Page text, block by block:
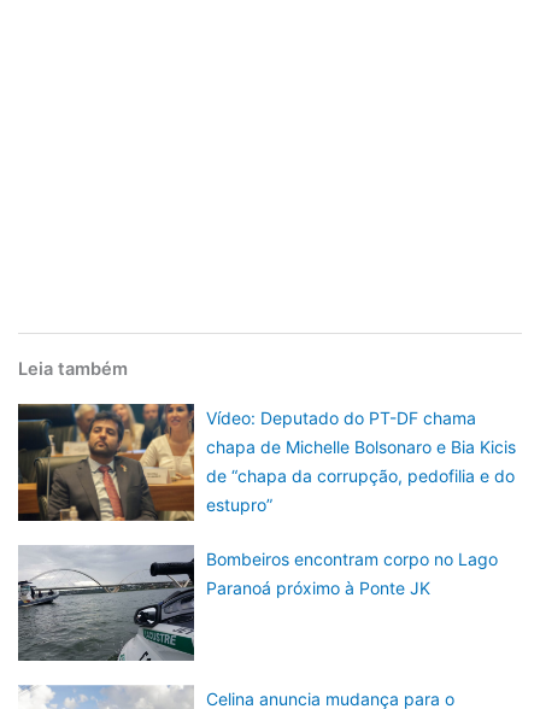
Leia também
Vídeo: Deputado do PT-DF chama
chapa de Michelle Bolsonaro e Bia Kicis
de “chapa da corrupção, pedofilia e do
estupro”
Bombeiros encontram corpo no Lago
Paranoá próximo à Ponte JK
Celina anuncia mudança para o